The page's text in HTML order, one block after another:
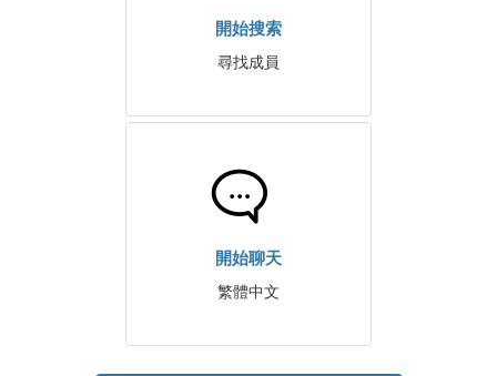
開始搜索
尋找成員
開始聊天
繁體中文